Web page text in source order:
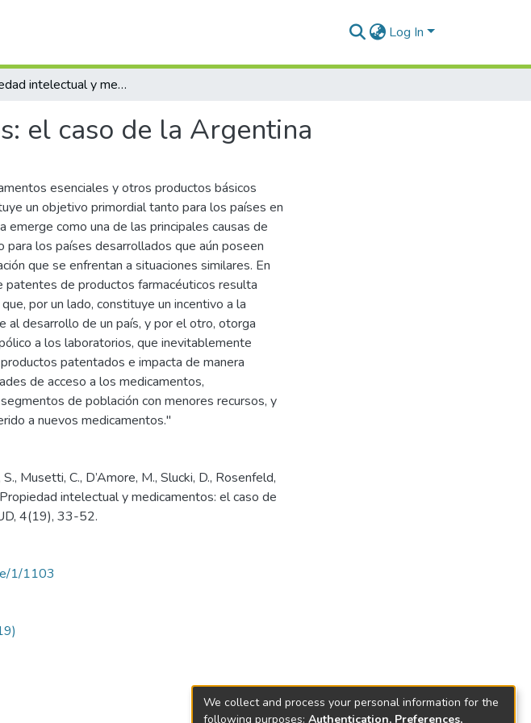
Log In
Propiedad intelectual y medicamentos: el caso de la Argentina
el caso de la Argentina
esenciales y otros productos básicos
un objetivo primordial tanto para los países en
emerge como una de las principales causas de
para los países desarrollados que aún poseen
que se enfrentan a situaciones similares. En
de productos farmacéuticos resulta
por un lado, constituye un incentivo a la
al desarrollo de un país, y por el otro, otorga
a los laboratorios, que inevitablemente
patentados e impacta de manera
de acceso a los medicamentos,
de población con menores recursos, y
a nuevos medicamentos."
Musetti, C., D’Amore, M., Slucki, D., Rosenfeld,
intelectual y medicamentos: el caso de
4(19), 33-52.
1/1103
We collect and process your personal information for the
following purposes: Authentication, Preferences,